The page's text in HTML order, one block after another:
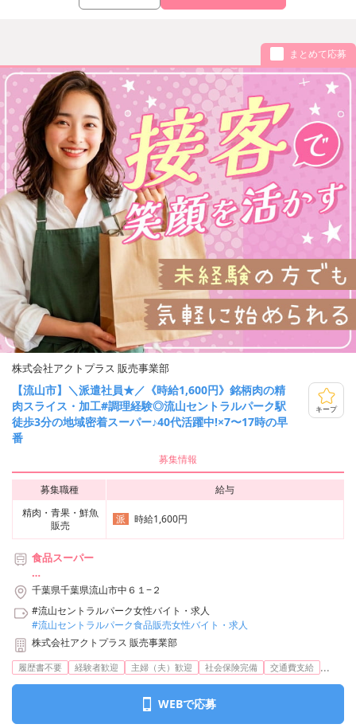
まとめて応募
株式会社アクトプラス 販売事業部
【流山市】＼派遣社員★／《時給1,600円》銘柄肉の精
肉スライス・加工#調理経験◎流山セントラルパーク駅
徒歩3分の地域密着スーパー♪40代活躍中!×7〜17時の早
番
キープ
募集情報
募集職種
給与
精肉・青果・鮮魚
販売
派 時給1,600円
食品スーパー
＊つくばエクスプレス「流山セントラルパーク」駅より徒歩3分
千葉県千葉県流山市中６１−２
#流山セントラルパーク女性バイト・求人
#流山セントラルパーク食品販売女性バイト・求人
株式会社アクトプラス 販売事業部
履歴書不要 経験者歓迎 主婦（夫）歓迎 社会保険完備 交通費支給 ...
WEBで応募